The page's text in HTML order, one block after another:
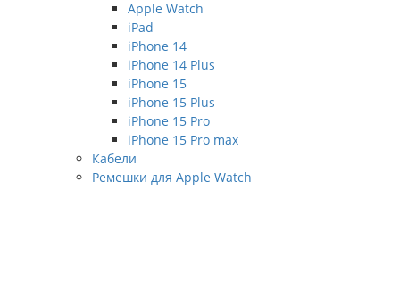
Apple Watch
iPad
iPhone 14
iPhone 14 Plus
iPhone 15
iPhone 15 Plus
iPhone 15 Pro
iPhone 15 Pro max
Кабели
Ремешки для Apple Watch